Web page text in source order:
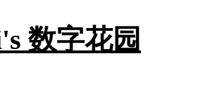
数字花园